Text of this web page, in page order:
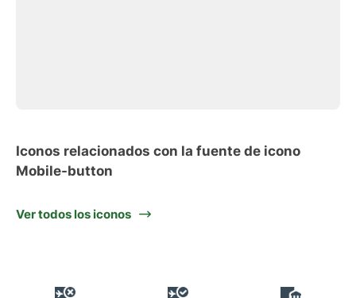
Iconos relacionados con la fuente de icono
Mobile-button
Ver todos los iconos